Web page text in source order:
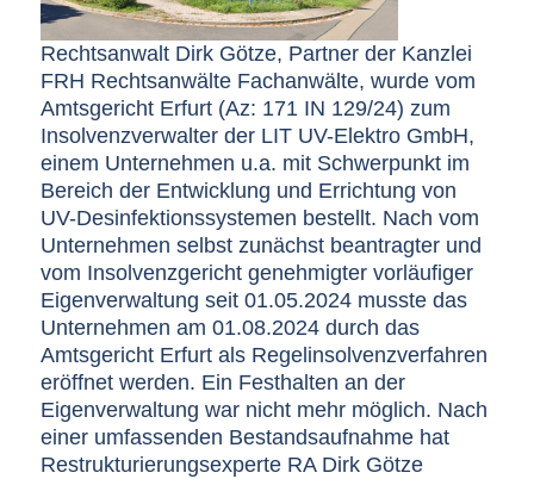
Rechtsanwalt Dirk Götze, Partner der Kanzlei
FRH Rechtsanwälte Fachanwälte, wurde vom
Amtsgericht Erfurt (Az: 171 IN 129/24) zum
Insolvenzverwalter der LIT UV-Elektro GmbH,
einem Unternehmen u.a. mit Schwerpunkt im
Bereich der Entwicklung und Errichtung von
UV-Desinfektionssystemen bestellt. Nach vom
Unternehmen selbst zunächst beantragter und
vom Insolvenzgericht genehmigter vorläufiger
Eigenverwaltung seit 01.05.2024 musste das
Unternehmen am 01.08.2024 durch das
Amtsgericht Erfurt als Regelinsolvenzverfahren
eröffnet werden. Ein Festhalten an der
Eigenverwaltung war nicht mehr möglich. Nach
einer umfassenden Bestandsaufnahme hat
Restrukturierungsexperte RA Dirk Götze